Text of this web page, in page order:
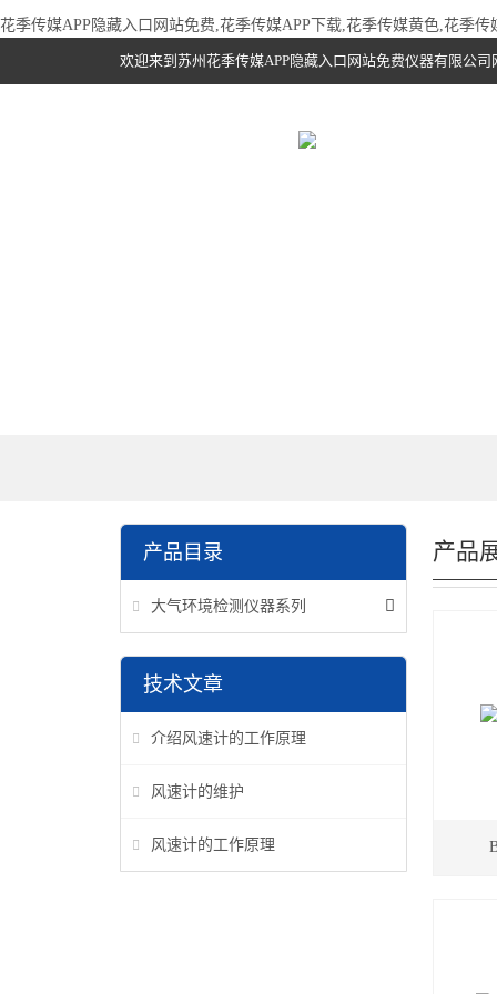
花季传媒APP隐藏入口网站免费,花季传媒APP下载,花季传媒黄色,花季传
欢迎来到苏州花季传媒APP隐藏入口网站免费仪器有限
产品目录
大气环境检测仪器系列
技术文章
介绍风速计的工作原理
风速计的维护
风速计的工作原理
产品